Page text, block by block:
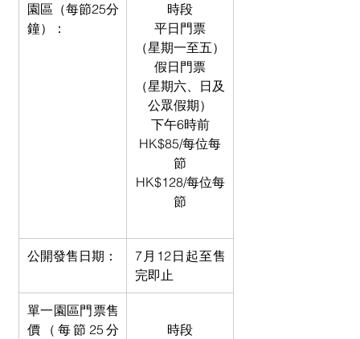
園區（每節25分
鐘）：
時段
平日門票
（星期一至五）
假日門票
（星期六、日及
公眾假期）
下午6時前
HK$85/每位每
節
HK$128/每位每
節
公開發售日期：
7月12日起至售
完即止
單一園區門票售
價（每節25分
時段